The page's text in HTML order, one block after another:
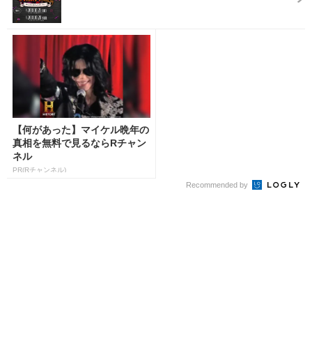
【何があった】マイケル晩年の
真相を無料で見るならRチャン
ネル
PR(Rチャンネル)
Recommended by